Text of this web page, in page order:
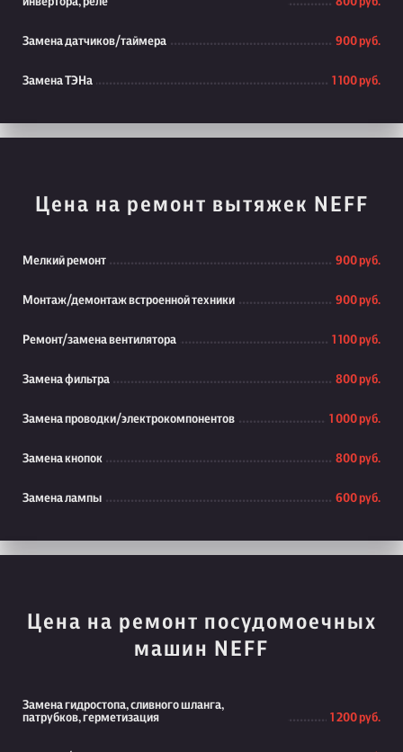
Замена датчиков/таймера 900 руб.
Замена ТЭНа 1 100 руб.
Цена на ремонт вытяжек NEFF
Мелкий ремонт 900 руб.
Монтаж/демонтаж встроенной техники 900 руб.
Ремонт/замена вентилятора 1 100 руб.
Замена фильтра 800 руб.
Замена проводки/электрокомпонентов 1 000 руб.
Замена кнопок 800 руб.
Замена лампы 600 руб.
Цена на ремонт посудомоечных
машин NEFF
Замена гидростопа, сливного шланга,
патрубков, герметизация
1 200 руб.